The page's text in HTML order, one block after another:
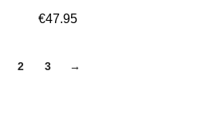
€47.95
2 3 →